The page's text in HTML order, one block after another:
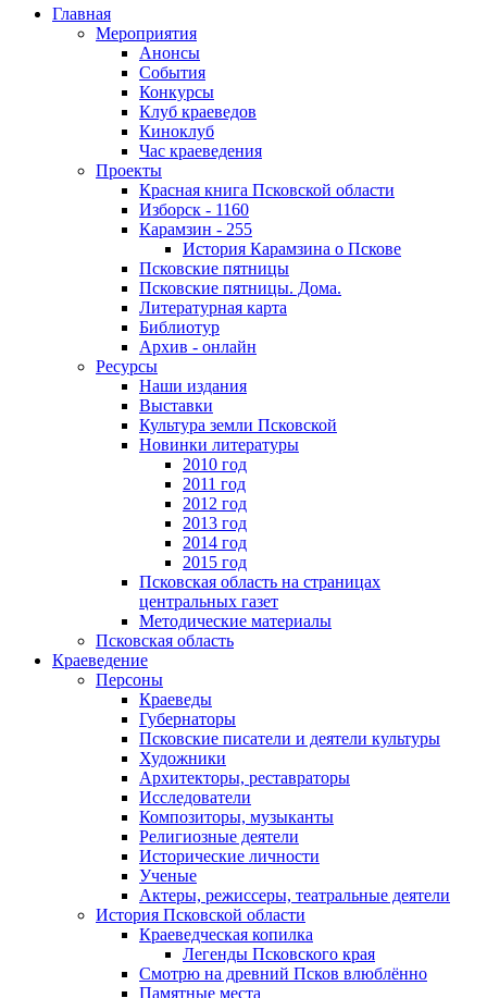
Главная
Мероприятия
Анонсы
События
Конкурсы
Клуб краеведов
Киноклуб
Час краеведения
Проекты
Красная книга Псковской области
Изборск - 1160
Карамзин - 255
История Карамзина о Пскове
Псковские пятницы
Псковские пятницы. Дома.
Литературная карта
Библиотур
Архив - онлайн
Ресурсы
Наши издания
Выставки
Культура земли Псковской
Новинки литературы
2010 год
2011 год
2012 год
2013 год
2014 год
2015 год
Псковская область на страницах
центральных газет
Методические материалы
Псковская область
Краеведение
Персоны
Краеведы
Губернаторы
Псковские писатели и деятели культуры
Художники
Архитекторы, реставраторы
Исследователи
Композиторы, музыканты
Религиозные деятели
Исторические личности
Ученые
Актеры, режиссеры, театральные деятели
История Псковской области
Краеведческая копилка
Легенды Псковского края
Смотрю на древний Псков влюблённо
Памятные места